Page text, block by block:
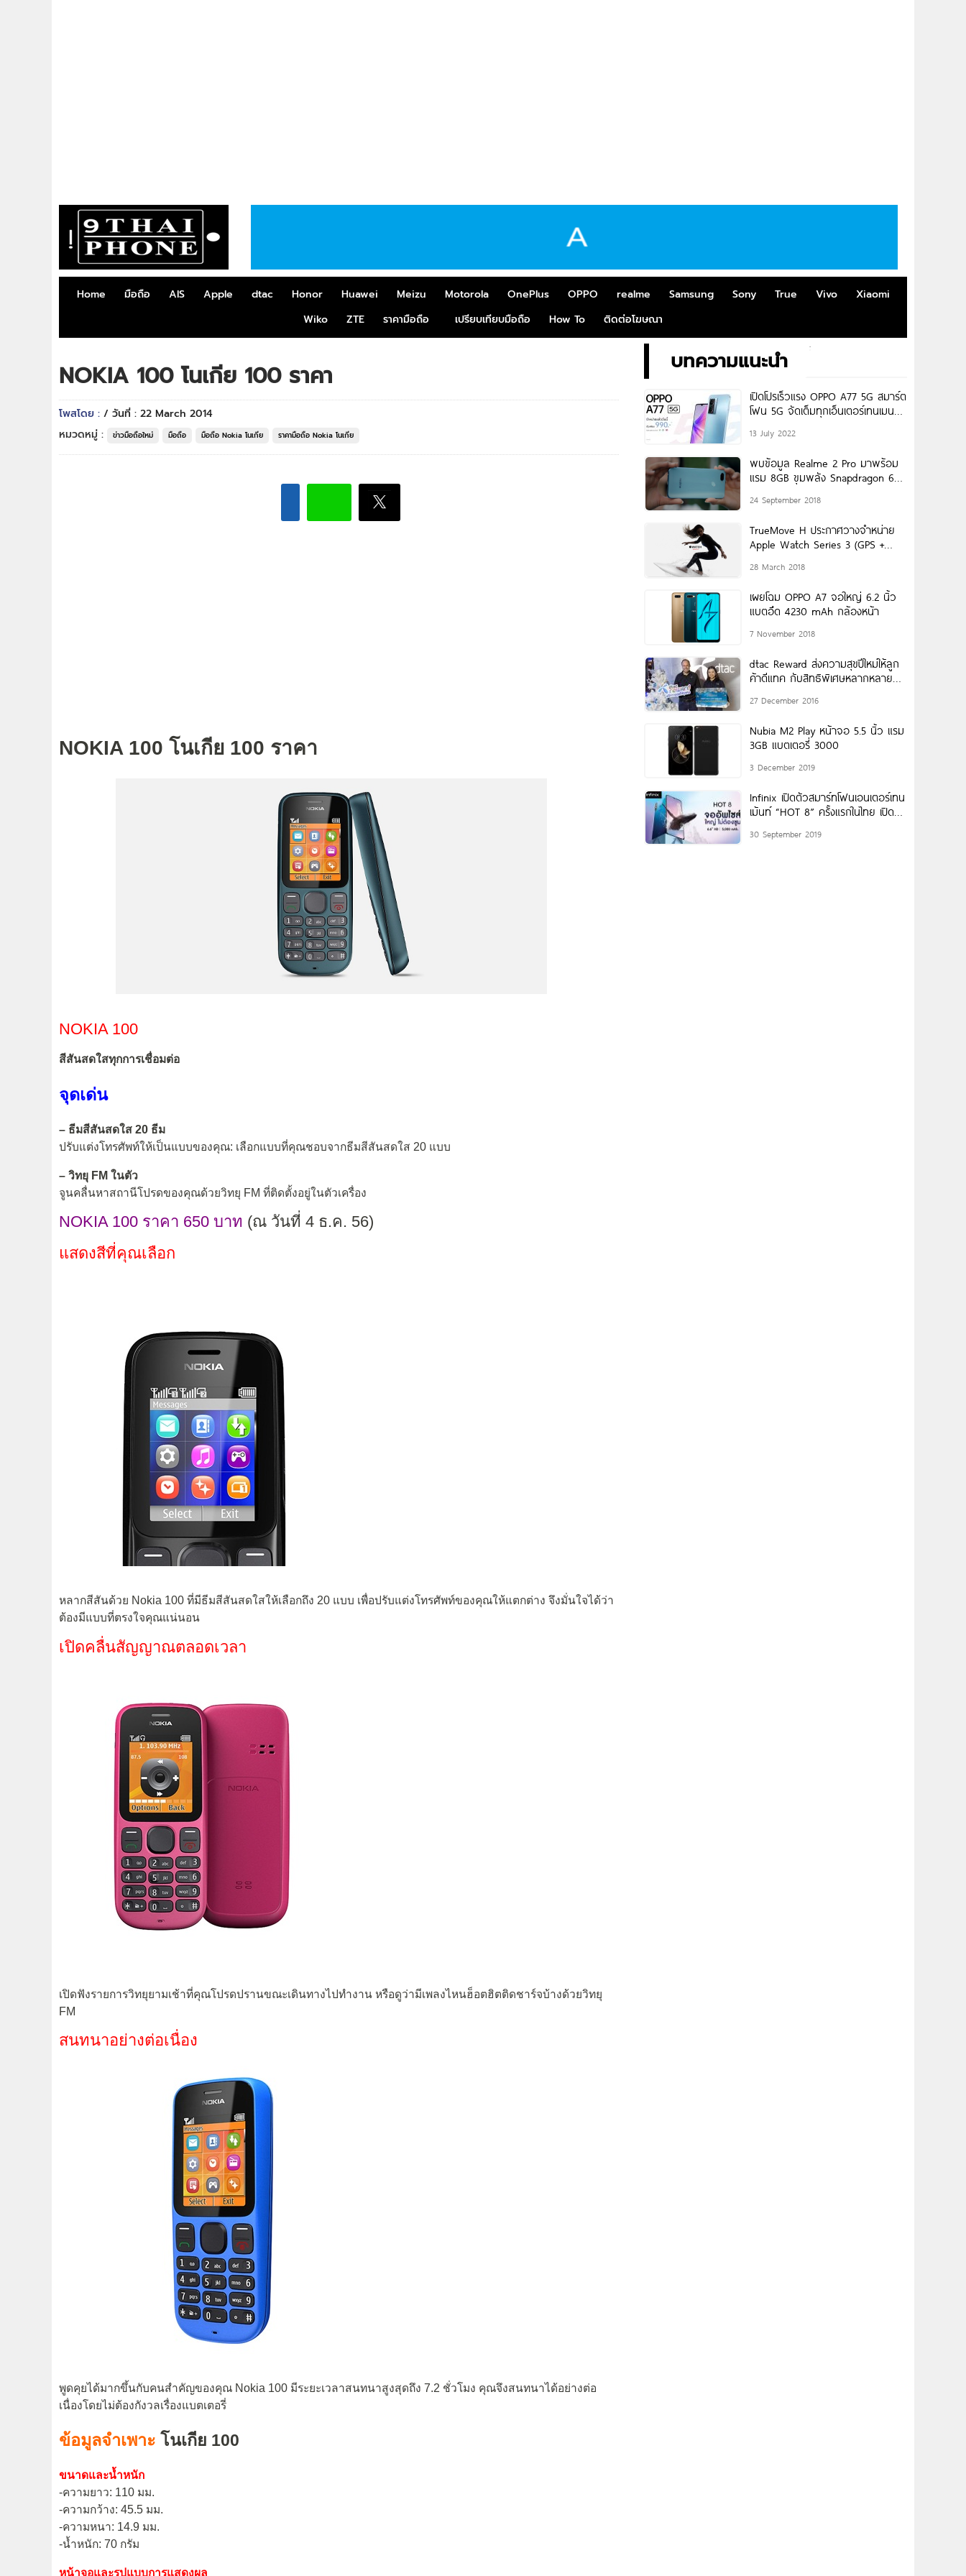
Home มือถือ AIS Apple dtac Honor Huawei Meizu Motorola OnePlus OPPO realme Samsung Sony True Vivo
Xiaomi
Wiko
ZTE ราคามือถือ เปรียบเทียบมือถือ How To ติดต่อโฆษณา
NOKIA 100 โนเกีย 100 ราคา
โพสโดย : / วันที่ : 22 March 2014
หมวดหมู่ :
ข่าวมือถือใหม่ มือถือ มือถือ Nokia โนเกีย ราคามือถือ Nokia โนเกีย
NOKIA 100 โนเกีย 100 ราคา
NOKIA 100
สีสันสดใสทุกการเชื่อมต่อ
จุดเด่น
– ธีมสีสันสดใส 20 ธีม
ปรับแต่งโทรศัพท์ให้เป็นแบบของคุณ: เลือกแบบที่คุณชอบจากธีมสีสันสดใส 20 แบบ
– วิทยุ FM ในตัว
จูนคลื่นหาสถานีโปรดของคุณด้วยวิทยุ FM ที่ติดตั้งอยู่ในตัวเครื่อง
NOKIA 100 ราคา 650 บาท (ณ วันที่ 4 ธ.ค. 56)
แสดงสีที่คุณเลือก
หลากสีสันด้วย Nokia 100 ที่มีธีมสีสันสดใสให้เลือกถึง 20 แบบ เพื่อปรับแต่งโทรศัพท์ของคุณให้แตกต่าง จึงมั่นใจได้ว่า
ต้องมีแบบที่ตรงใจคุณแน่นอน
เปิดคลื่นสัญญาณตลอดเวลา
เปิดฟังรายการวิทยุยามเช้าที่คุณโปรดปรานขณะเดินทางไปทำงาน หรือดูว่ามีเพลงไหนฮ็อตฮิตติดชาร์จบ้างด้วยวิทยุ
FM
สนทนาอย่างต่อเนื่อง
พูดคุยได้มากขึ้นกับคนสำคัญของคุณ Nokia 100 มีระยะเวลาสนทนาสูงสุดถึง 7.2 ชั่วโมง คุณจึงสนทนาได้อย่างต่อ
เนื่องโดยไม่ต้องกังวลเรื่องแบตเตอรี่
ข้อมูลจำเพาะ โนเกีย 100
ขนาดและน้ำหนัก
-ความยาว: 110 มม.
-ความกว้าง: 45.5 มม.
-ความหนา: 14.9 มม.
-น้ำหนัก: 70 กรัม
หน้าจอและรูปแบบการแสดงผล
บทความแนะนำ
เปิดโปรเร็วแรง OPPO A77 5G สมาร์ต
โฟน 5G จัดเต็มทุกเอ็นเตอร์เทนเมนต์
13 July 2022
พบข้อมูล Realme 2 Pro มาพร้อม
แรม 8GB ขุมพลัง Snapdragon 660
24 September 2018
TrueMove H ประกาศวางจำหน่าย
Apple Watch Series 3 (GPS +
28 March 2018
เผยโฉม OPPO A7 จอใหญ่ 6.2 นิ้ว
แบตอึด 4230 mAh กล้องหน้า
7 November 2018
dtac Reward ส่งความสุขปีใหม่ให้ลูก
ค้าดีแทค กับสิทธิพิเศษหลากหลายทุก
27 December 2016
Nubia M2 Play หน้าจอ 5.5 นิ้ว แรม
3GB แบตเตอรี่ 3000
3 December 2019
Infinix เปิดตัวสมาร์ทโฟนเอนเตอร์เทน
เม้นท์ “HOT 8” ครั้งแรกในไทย เปิด
ที่เดียวเท่านั้น!
30 September 2019